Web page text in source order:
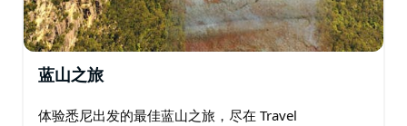
蓝山之旅
体验悉尼出发的最佳蓝山之旅，尽在 Travel